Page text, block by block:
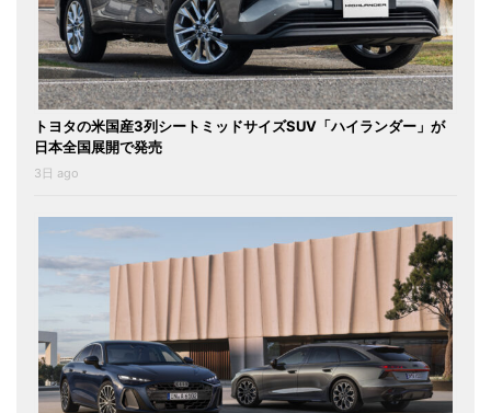
トヨタの米国産3列シートミッドサイズSUV「ハイランダー」が
日本全国展開で発売
3日 ago